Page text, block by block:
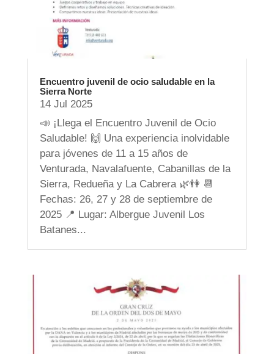
Encuentro juvenil de ocio saludable en la
Sierra Norte
14 Jul 2025
📣 ¡Llega el Encuentro Juvenil de Ocio
Saludable! 🙌 Una experiencia inolvidable
para jóvenes de 11 a 15 años de
Venturada, Navalafuente, Cabanillas de la
Sierra, Redueña y La Cabrera 🌿👫 📆
Fechas: 26, 27 y 28 de septiembre de
2025 📍 Lugar: Albergue Juvenil Los
Batanes...